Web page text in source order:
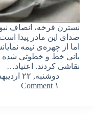
نسترن فرخه، انصاف
صدای این مادر پیدا
اما از چهره‌ی نیمه
بانی خط و خطوتی شده
نقاشی کردند. اعتیاد…
دوشنبه, ۲۲ اردیبهشت ۱۳۹۹ – ۰۸:۰۹
۱ Comment